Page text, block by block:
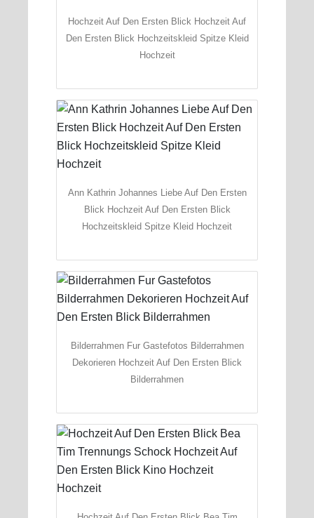
Hochzeit Auf Den Ersten Blick Hochzeit Auf
Den Ersten Blick Hochzeitskleid Spitze Kleid
Hochzeit
Ann Kathrin Johannes Liebe Auf Den Ersten
Blick Hochzeit Auf Den Ersten Blick
Hochzeitskleid Spitze Kleid Hochzeit
Bilderrahmen Fur Gastefotos Bilderrahmen
Dekorieren Hochzeit Auf Den Ersten Blick
Bilderrahmen